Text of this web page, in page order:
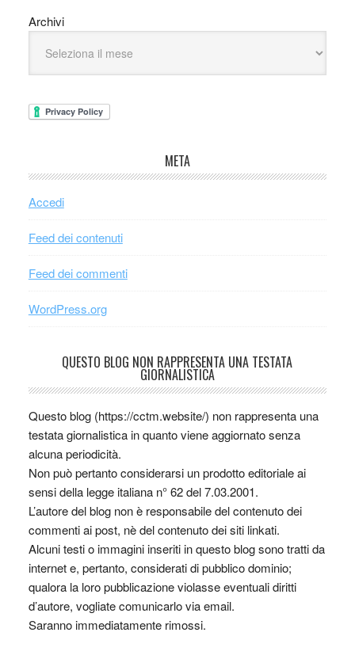
Archivi
META
Accedi
Feed dei contenuti
Feed dei commenti
WordPress.org
QUESTO BLOG NON RAPPRESENTA UNA TESTATA
GIORNALISTICA
Questo blog (https://cctm.website/) non rappresenta una
testata giornalistica in quanto viene aggiornato senza
alcuna periodicità.
Non può pertanto considerarsi un prodotto editoriale ai
sensi della legge italiana n° 62 del 7.03.2001.
L’autore del blog non è responsabile del contenuto dei
commenti ai post, nè del contenuto dei siti linkati.
Alcuni testi o immagini inseriti in questo blog sono tratti da
internet e, pertanto, considerati di pubblico dominio;
qualora la loro pubblicazione violasse eventuali diritti
d’autore, vogliate comunicarlo via email.
Saranno immediatamente rimossi.